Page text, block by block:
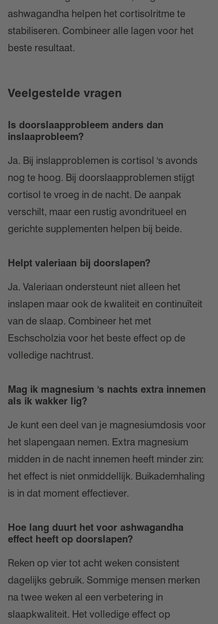
ashwagandha helpen het cortisolritme te
stabiliseren. Combineer alle lagen voor het
beste resultaat.
Veelgestelde vragen
Is doorslaapprobleem anders dan
inslaaprobleem?
Ja. Bij inslapproblemen is cortisol 's avonds
nog te hoog. Bij doorslaapproblemen stijgt
cortisol te vroeg in de nacht. De aanpak
verschilt, maar een rustig avondritueel en
gerichte supplementen helpen bij beide.
Helpt valeriaan bij doorslapen?
Ja. Valeriaan ondersteunt niet alleen het
inslapen maar ook de kwaliteit en continuïteit
van de slaap. Combineer het met
Eschscholzia voor het beste effect op de
volledige nachtrust.
Mag ik magnesium 's nachts extra innemen
als ik wakker lig?
Je kunt een deel van je magnesiumdosis voor
het slapengaan nemen. Extra magnesium
midden in de nacht innemen heeft minder zin:
het effect is niet onmiddellijk. Buikademhaling
is in dat moment effectiever.
Hoe lang duurt het voor ashwagandha
effect heeft op doorslapen?
Reken op vier tot acht weken consistent
dagelijks gebruik. Sommige mensen merken
na twee weken al een verbetering in
slaapkwaliteit. Het volledige effect op